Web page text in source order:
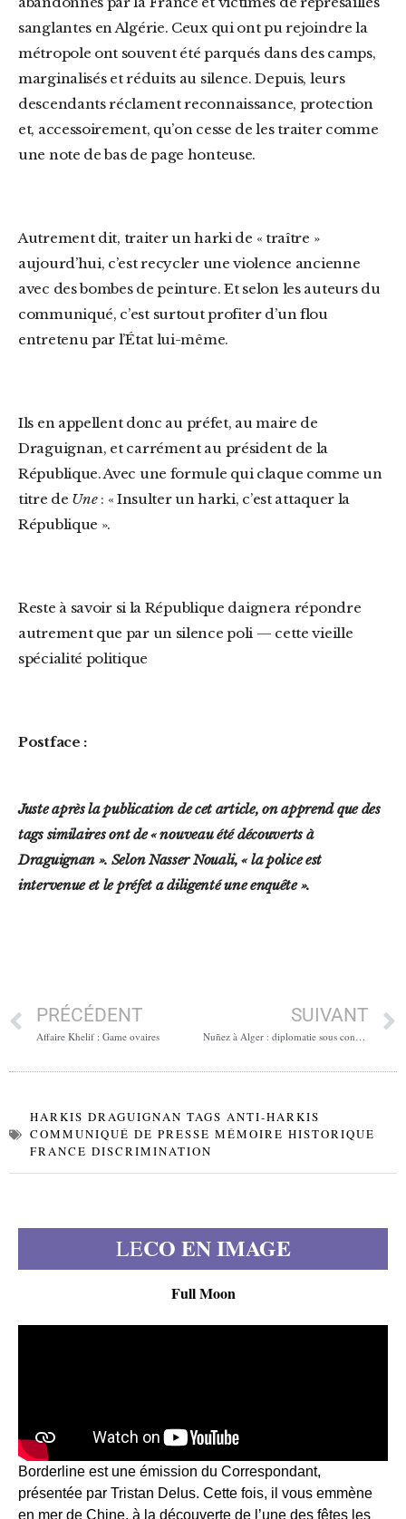
sanglantes en Algérie. Ceux qui ont pu rejoindre la
métropole ont souvent été parqués dans des camps,
marginalisés et réduits au silence. Depuis, leurs
descendants réclament reconnaissance, protection
et, accessoirement, qu’on cesse de les traiter comme
une note de bas de page honteuse.
Autrement dit, traiter un harki de « traître »
aujourd’hui, c’est recycler une violence ancienne
avec des bombes de peinture. Et selon les auteurs du
communiqué, c’est surtout profiter d’un flou
entretenu par l’État lui-même.
Ils en appellent donc au préfet, au maire de
Draguignan, et carrément au président de la
République. Avec une formule qui claque comme un
titre de Une: « Insulter un harki, c’est attaquer la
République ».
Reste à savoir si la République daignera répondre
autrement que par un silence poli — cette vieille
spécialité politique
Postface :
Juste après la publication de cet article, on apprend que des
tags similaires ont de « nouveau été découverts à
Draguignan ». Selon Nasser Nouali, « la police est
intervenue et le préfet a diligenté une enquête ».
PRÉCÉDENT
Affaire Khelif : Game ovaires
SUIVANT
Nuñez à Alger : diplomatie sous conditions
HARKIS DRAGUIGNAN TAGS ANTI-HARKIS
COMMUNIQUÉ DE PRESSE MÉMOIRE HISTORIQUE
FRANCE DISCRIMINATION
LECO EN IMAGE
Full Moon
Borderline est une émission du Correspondant,
présentée par Tristan Delus. Cette fois, il vous emmène
en mer de Chine, à la découverte de l’une des fêtes les